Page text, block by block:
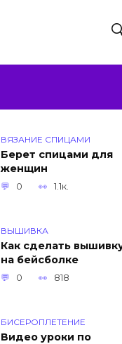
ВЯЗАНИЕ СПИЦАМИ
Берет спицами для
женщин
0 1.1к.
ВЫШИВКА
Как сделать
на бейсболке
0 818
БИСЕРОПЛЕТЕНИЕ
Видео уроки по